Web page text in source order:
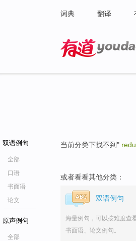
词典 翻译
双语例句
全部
口语
书面语
论文
原声例句
全部
当前分类下找不到"
或者看看其他分类：
双语例句
海量例句，可以按难度查
书面语、论文例句。